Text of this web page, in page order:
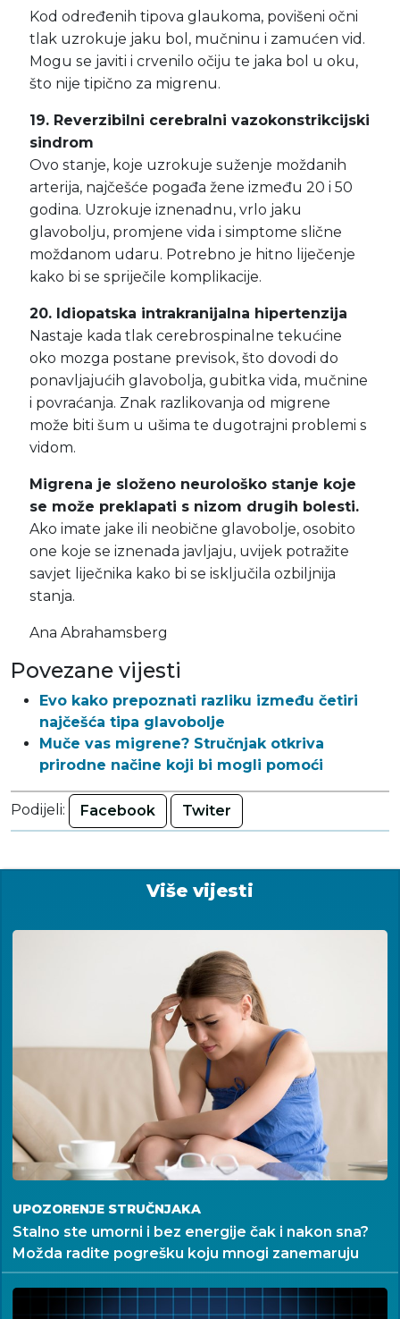
Kod određenih tipova glaukoma, povišeni očni
tlak uzrokuje jaku bol, mučninu i zamućen vid.
Mogu se javiti i crvenilo očiju te jaka bol u oku,
što nije tipično za migrenu.
19. Reverzibilni cerebralni vazokonstrikcijski
sindrom
Ovo stanje, koje uzrokuje suženje moždanih
arterija, najčešće pogađa žene između 20 i 50
godina. Uzrokuje iznenadnu, vrlo jaku
glavobolju, promjene vida i simptome slične
moždanom udaru. Potrebno je hitno liječenje
kako bi se spriječile komplikacije.
20. Idiopatska intrakranijalna hipertenzija
Nastaje kada tlak cerebrospinalne tekućine
oko mozga postane previsok, što dovodi do
ponavljajućih glavobolja, gubitka vida, mučnine
i povraćanja. Znak razlikovanja od migrene
može biti šum u ušima te dugotrajni problemi s
vidom.
Migrena je složeno neurološko stanje koje
se može preklapati s nizom drugih bolesti.
Ako imate jake ili neobične glavobolje, osobito
one koje se iznenada javljaju, uvijek potražite
savjet liječnika kako bi se isključila ozbiljnija
stanja.
Ana Abrahamsberg
Povezane vijesti
Evo kako prepoznati razliku između četiri
najčešća tipa glavobolje
Muče vas migrene? Stručnjak otkriva
prirodne načine koji bi mogli pomoći
Podijeli: Facebook Twiter
Više vijesti
UPOZORENJE STRUČNJAKA
Stalno ste umorni i bez energije čak i nakon sna?
Možda radite pogrešku koju mnogi zanemaruju